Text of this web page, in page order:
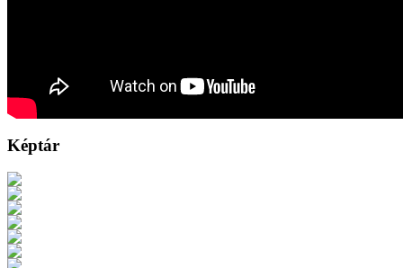
Képtár